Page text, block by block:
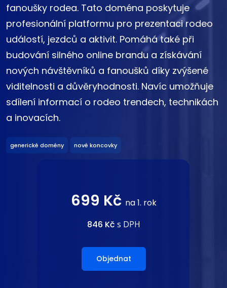
fanoušky rodea. Tato doména poskytuje
profesionální platformu pro prezentaci rodeo
událostí, jezdců a aktivit. Pomáhá také při
budování silného online brandu a získávání
nových návštěvníků a fanoušků díky zvýšené
viditelnosti a důvěryhodnosti. Navíc umožňuje
sdílení informací o rodeo trendech, technikách
a inovacích.
generické domény nové koncovky
699 Kč na 1. rok
846 Kč s DPH
Objednat